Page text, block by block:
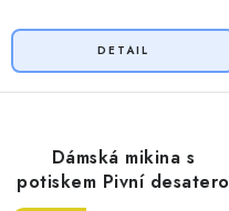
Dámská mikina s
potiskem Pivní desatero